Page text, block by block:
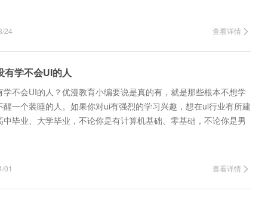
24
查看详情
有学不会UI的人
学不会UI的人？优漫教育小编要说是真的有，就是那些根本不想学
醒一个装睡的人。如果你对ui有强烈的学习兴趣，想在ui行业有所建
毕业、大学毕业，不论你是有计算机基础、零基础，不论你是男
01
查看详情